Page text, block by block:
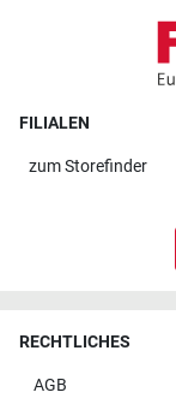
FILIALEN
zumStorefinder
RECHTLICHES
AGB